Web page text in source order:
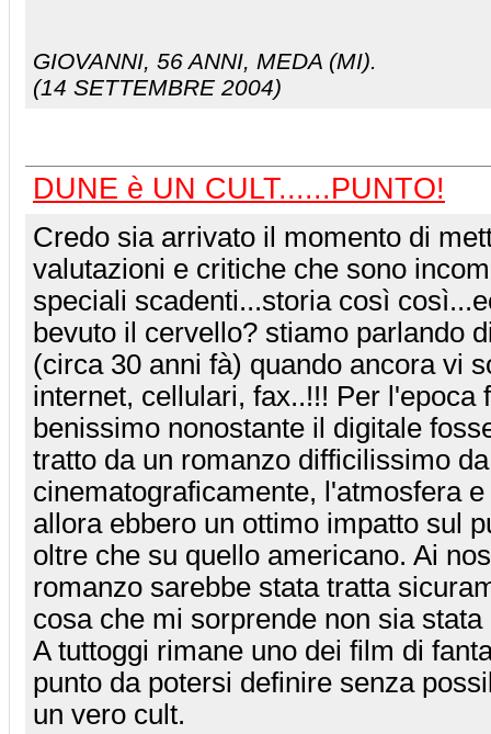
GIOVANNI, 56 ANNI, MEDA (MI).
(14 SETTEMBRE 2004)
DUNE è UN CULT......PUNTO!
Credo sia arrivato il momento di
valutazioni e critiche che sono
speciali scadenti...storia così
bevuto il cervello? stiamo parlando
(circa 30 anni fà) quando ancora vi
internet, cellulari, fax..!!! Per l'epoca
benissimo nonostante il digitale
tratto da un romanzo difficilissimo
cinematograficamente, l'atmosfera
allora ebbero un ottimo impatto sul
oltre che su quello americano. Ai
romanzo sarebbe stata tratta
cosa che mi sorprende non sia
A tuttoggi rimane uno dei film di
punto da potersi definire senza
un vero cult.